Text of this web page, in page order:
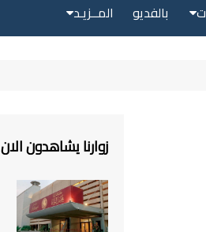
بالفديو المــزيـد
من نحن
اتصل بنا
زوارنا يشاهدون الان